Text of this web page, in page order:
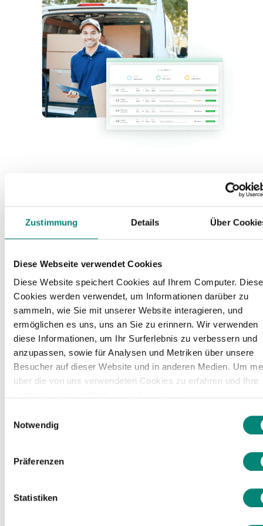
Zustimmung Details Über
Diese Webseite verwendet Cookies
Diese Website speichert Cookies auf Ihrem Computer. Diese
Cookies werden verwendet, um Informationen darüber zu
sammeln, wie Sie mit unserer Website interagieren, und
ermöglichen es uns, uns an Sie zu erinnern. Wir verwenden
diese Informationen, um Ihr Surferlebnis zu verbessern und
anzupassen, sowie für Analysen und Metriken über unsere
Besucher auf dieser Website und in anderen Medien. Um
über die von uns verwendeten Cookies zu erfahren und Ihre
Notwendig
Präferenzen
Statistiken
Software todo
en uno de
control horario
Humanos.
vacaciones y ausencias,
desempeño, ¡y mucho más!